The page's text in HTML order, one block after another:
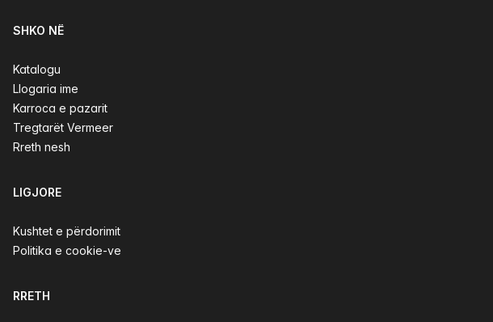
SHKO NË
Katalogu
Llogaria ime
Karroca e pazarit
Tregtarët Vermeer
Rreth nesh
LIGJORE
Kushtet e përdorimit
Politika e cookie-ve
RRETH